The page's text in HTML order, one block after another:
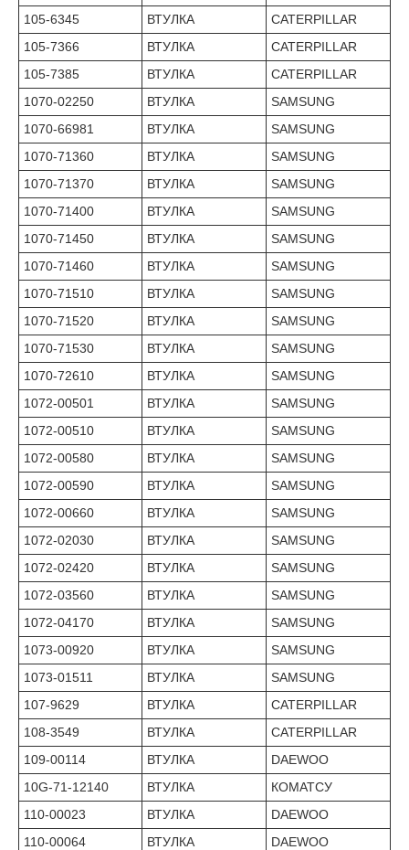
105-6345
ВТУЛКА
CATERPILLAR
105-7366
ВТУЛКА
CATERPILLAR
105-7385
ВТУЛКА
CATERPILLAR
1070-02250
ВТУЛКА
SAMSUNG
1070-66981
ВТУЛКА
SAMSUNG
1070-71360
ВТУЛКА
SAMSUNG
1070-71370
ВТУЛКА
SAMSUNG
1070-71400
ВТУЛКА
SAMSUNG
1070-71450
ВТУЛКА
SAMSUNG
1070-71460
ВТУЛКА
SAMSUNG
1070-71510
ВТУЛКА
SAMSUNG
1070-71520
ВТУЛКА
SAMSUNG
1070-71530
ВТУЛКА
SAMSUNG
1070-72610
ВТУЛКА
SAMSUNG
1072-00501
ВТУЛКА
SAMSUNG
1072-00510
ВТУЛКА
SAMSUNG
1072-00580
ВТУЛКА
SAMSUNG
1072-00590
ВТУЛКА
SAMSUNG
1072-00660
ВТУЛКА
SAMSUNG
1072-02030
ВТУЛКА
SAMSUNG
1072-02420
ВТУЛКА
SAMSUNG
1072-03560
ВТУЛКА
SAMSUNG
1072-04170
ВТУЛКА
SAMSUNG
1073-00920
ВТУЛКА
SAMSUNG
1073-01511
ВТУЛКА
SAMSUNG
107-9629
ВТУЛКА
CATERPILLAR
108-3549
ВТУЛКА
CATERPILLAR
109-00114
ВТУЛКА
DAEWOO
10G-71-12140
ВТУЛКА
КОМАТСУ
110-00023
ВТУЛКА
DAEWOO
110-00064
ВТУЛКА
DAEWOO